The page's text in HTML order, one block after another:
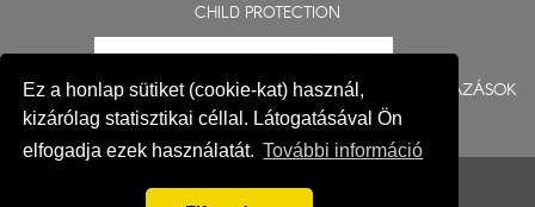
Ez a honlap sütiket (cookie-kat) használ,
kizárólag statisztikai céllal. Látogatásával Ön
elfogadja ezek használatát. További információ
CHILD PROTECTION
BERUHÁZÁSOK